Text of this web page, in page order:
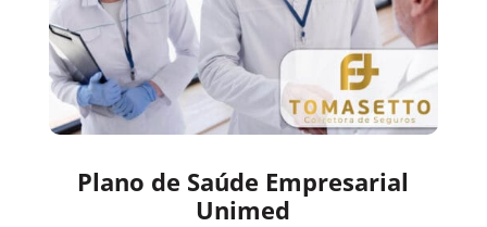
Plano de Saúde Empresarial
Unimed